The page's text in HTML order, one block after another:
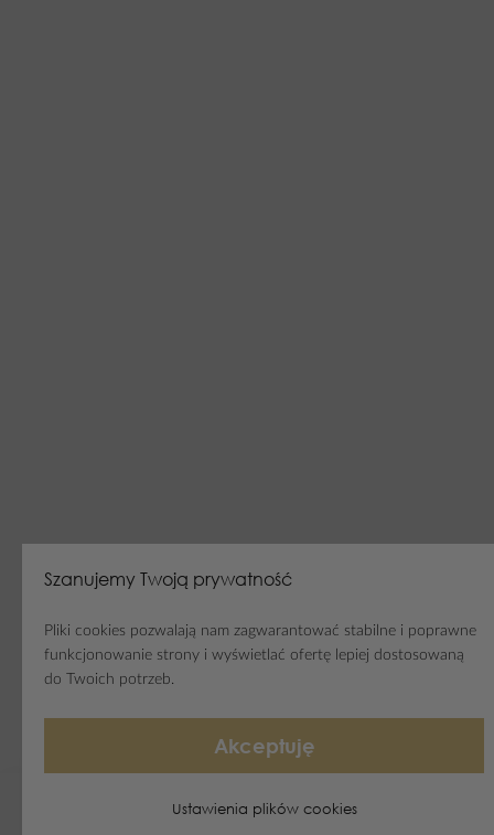
Szanujemy Twoją prywatność
Pliki cookies pozwalają nam zagwarantować stabilne i poprawne
funkcjonowanie strony i wyświetlać ofertę lepiej dostosowaną
do Twoich potrzeb.
Akceptuję
Ustawienia plików cookies